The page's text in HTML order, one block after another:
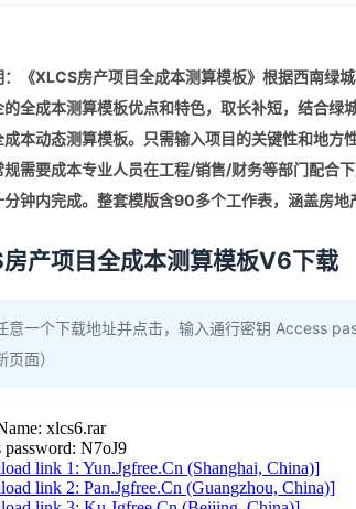
：《XLCS房产项目全成本测算模板》根据西南绿
的全成本测算模板优点和特色，取长补短，结合
成本动态测算模板。只需输入项目的关键性和地
规需要成本专业人员在工程/销售/财务等部门配合
钟内完成。整套模版含90多个工作表，涵盖房地
产项目全成本测算模板V6下载
意一个下载地址并点击，输入通行密钥 Access
页面）